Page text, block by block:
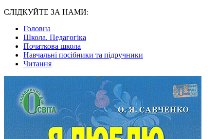
СЛІДКУЙТЕ ЗА НАМИ:
Головна
Школа. Педагогіка
Початкова школа
Навчальні посібники та підручники
Читання